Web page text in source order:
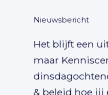
nieuwsbericht
Het blijft een
maar
& beleid hoe jij